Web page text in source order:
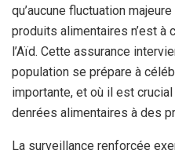
qu’aucune fluctuation
produits alimentaires n’est à
l’Aïd. Cette assurance
population se prépare à
importante, et où il est
denrées alimentaires à des
La surveillance renforcée